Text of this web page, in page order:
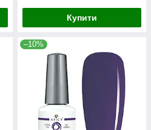
Купити
–10%